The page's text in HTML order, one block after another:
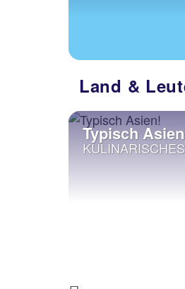
Land &
Typisch
KULINARISCHES